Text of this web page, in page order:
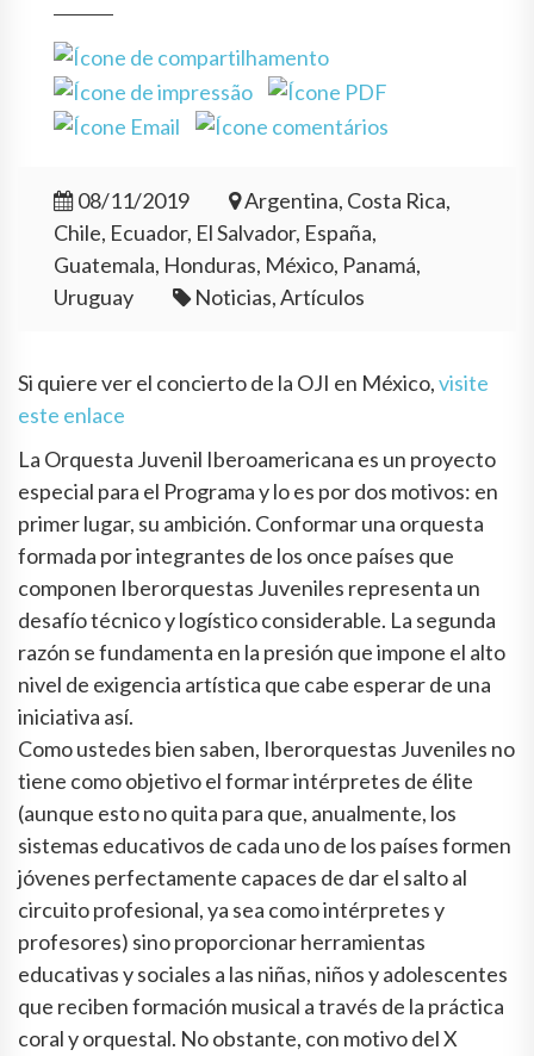
08/11/2019
Argentina, Costa Rica,
Chile, Ecuador, El Salvador, España,
Guatemala, Honduras, México, Panamá,
Uruguay
Noticias, Artículos
Si quiere ver el concierto de la OJI en México,visite
este enlace
La Orquesta Juvenil Iberoamericana es un proyecto
especial para el Programa y lo es por dos motivos: en
primer lugar, su ambición. Conformar una orquesta
formada por integrantes de los once países que
componen Iberorquestas Juveniles representa un
desafío técnico y logístico considerable. La segunda
razón se fundamenta en la presión que impone el alto
nivel de exigencia artística que cabe esperar de una
iniciativa así.
Como ustedes bien saben, Iberorquestas Juveniles no
tiene como objetivo el formar intérpretes de élite
(aunque esto no quita para que, anualmente, los
sistemas educativos de cada uno de los países formen
jóvenes perfectamente capaces de dar el salto al
circuito profesional, ya sea como intérpretes y
profesores) sino proporcionar herramientas
educativas y sociales a las niñas, niños y adolescentes
que reciben formación musical a través de la práctica
coral y orquestal. No obstante, con motivo del X